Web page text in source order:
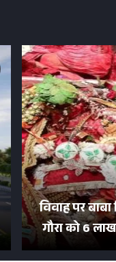
विवाह पर
गौरा को 6
500 भक्तों